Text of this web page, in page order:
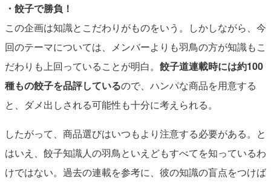
・餃子で勝負！
この企画は知識とこだわりがものをいう。しかしながら、今
回のテーマについては、メンバーよりも羽鳥の方が知識もこ
だわりも上回っていることが明白。 餃子道連載時には約100
種もの餃子を品評しているので、ハンパな商品を用意する
と、ダメ出しされる可能性も十分に考えられる。
したがって、商品選びはいつもより注意する必要がある。と
はいえ、餃子知識人の羽鳥といえどもすべてを知っているわ
けではない。過去の連載を参考に、彼の知識の盲点をつけば